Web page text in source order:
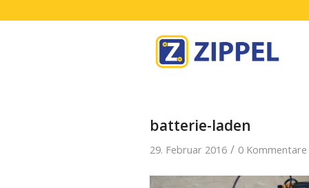
batterie-laden
29. Februar 2016 / 0 Kommentare